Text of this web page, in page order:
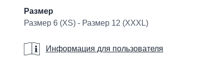
Размер
Размер 6 (XS) - Размер 12 (XXXL)
Информация для пользователя
Информация для пользователя